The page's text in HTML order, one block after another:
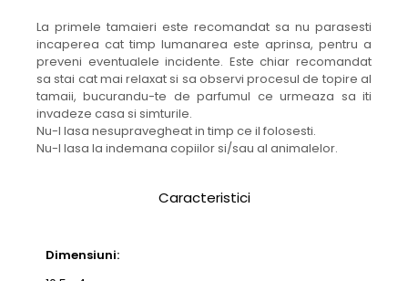
La primele tamaieri este recomandat sa nu parasesti
incaperea cat timp lumanarea este aprinsa, pentru a
preveni eventualele incidente. Este chiar recomandat
sa stai cat mai relaxat si sa observi procesul de topire al
tamaii, bucurandu-te de parfumul ce urmeaza sa iti
invadeze casa si simturile.
Nu-l lasa nesupravegheat in timp ce il folosesti.
Nu-l lasa la indemana copiilor si/sau al animalelor.
Caracteristici
Dimensiuni: